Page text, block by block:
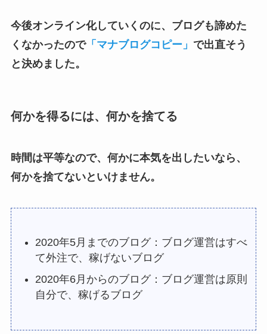
今後オンライン化していくのに、ブログも諦めた
くなかったので「マナブログコピー」 で出直そう
と決めました。
何かを得るには、何かを捨てる
時間は平等なので、何かに本気を出したいなら、
何かを捨てないといけません。
2020年5月までのブログ：ブログ運営はすべ
て外注で、稼げないブログ
2020年6月からのブログ：ブログ運営は原則
自分で、稼げるブログ